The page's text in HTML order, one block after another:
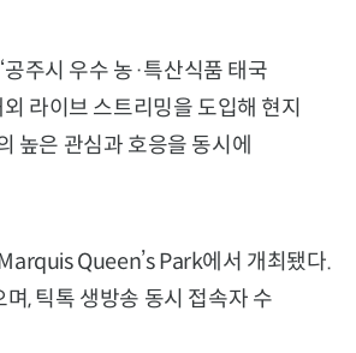
주시 우수 농·특산식품 태국
라이브 스트리밍을 도입해 현지
높은 관심과 호응을 동시에
Queen’s Park에서 개최됐다.
, 틱톡 생방송 동시 접속자 수